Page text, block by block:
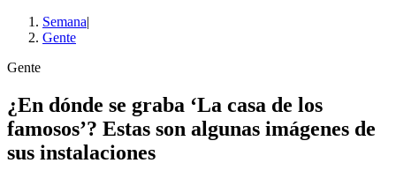
Semana|
Gente
Gente
¿En dónde se graba ‘La casa de los
famosos’? Estas son algunas imágenes de
sus instalaciones